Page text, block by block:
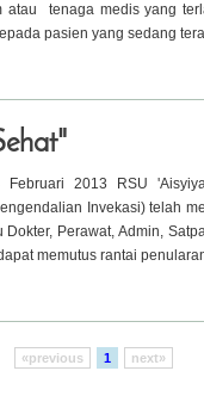
atau tenaga medis yang
pasien yang sedang
Februari 2013 RSU
Invekasi) telah
Dokter, Perawat, Admin,
memutus rantai
«previous 1 next»